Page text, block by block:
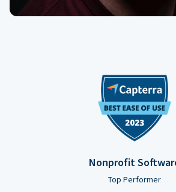
Nonprofit
Top Performer